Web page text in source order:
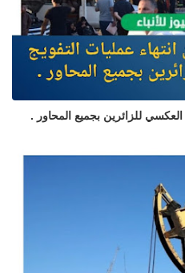
العكسي للزائرين بجميع المحاور .